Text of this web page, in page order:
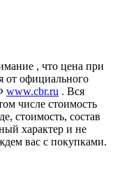
, что цена при
от официального
www.cbr.ru . Вся
числе стоимость
стоимость, состав
характер и не
вас с покупками.